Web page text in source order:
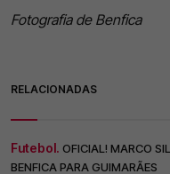
Fotografia de Benfica
RELACIONADAS
Futebol. OFICIAL! MARCO
BENFICA PARA GUIMARÃES